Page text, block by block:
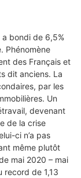
a bondi de 6,5%
Phénomène
des Français et
dit anciens. La
par les
Un
devenant
de la crise
ci n’a pas
même plutôt
mai 2020 – mai
record de 1,13